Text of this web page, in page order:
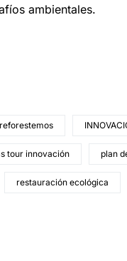
ambientales.
tour innovación plan
restauración ecológica